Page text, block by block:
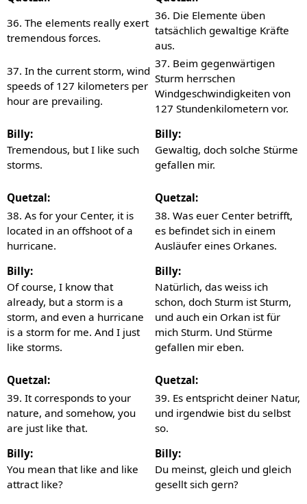
36. The elements really exert
tremendous forces.
36. Die Elemente üben
tatsächlich gewaltige Kräfte
aus.
37. In the current storm, wind
speeds of 127 kilometers per
hour are prevailing.
37. Beim gegenwärtigen
Sturm herrschen
Windgeschwindigkeiten von
127 Stundenkilometern vor.
Billy:
Billy:
Tremendous, but I like such
storms.
Gewaltig, doch solche Stürme
gefallen mir.
Quetzal:
Quetzal:
38. As for your Center, it is
located in an offshoot of a
hurricane.
38. Was euer Center betrifft,
es befindet sich in einem
Ausläufer eines Orkanes.
Billy:
Billy:
Of course, I know that
already, but a storm is a
storm, and even a hurricane
is a storm for me. And I just
like storms.
Natürlich, das weiss ich
schon, doch Sturm ist Sturm,
und auch ein Orkan ist für
mich Sturm. Und Stürme
gefallen mir eben.
Quetzal:
Quetzal:
39. It corresponds to your
nature, and somehow, you
are just like that.
39. Es entspricht deiner Natur,
und irgendwie bist du selbst
so.
Billy:
Billy:
You mean that like and like
attract like?
Du meinst, gleich und gleich
gesellt sich gern?